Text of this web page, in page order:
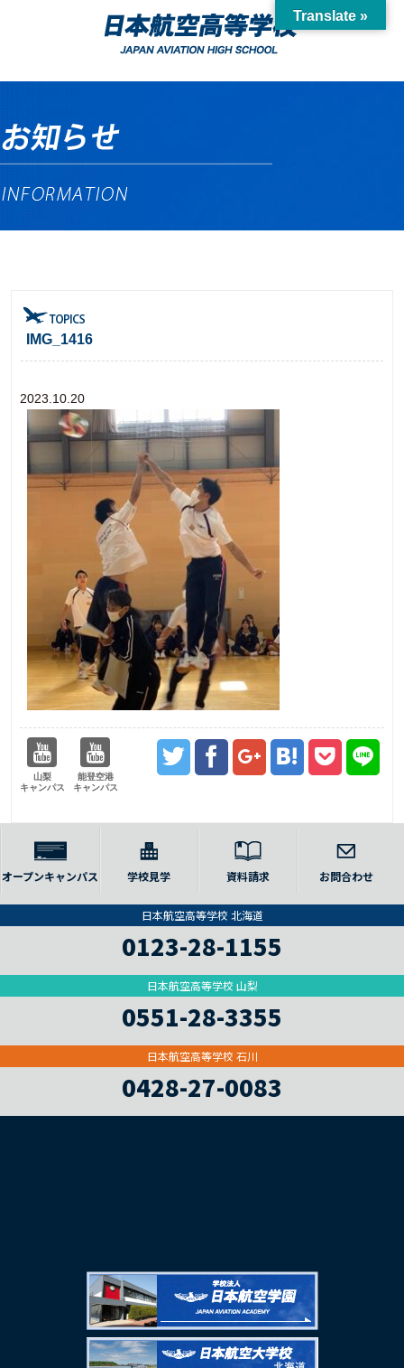
IMG_1416
2023.10.20
山梨
キャンパス
能登空港
キャンパス
オープンキャンパス 学校見学 資料請求 お問合わせ
日本航空高等学校 北海道
0123-28-1155
日本航空高等学校 山梨
0551-28-3355
日本航空高等学校 石川
0428-27-0083
Translate »